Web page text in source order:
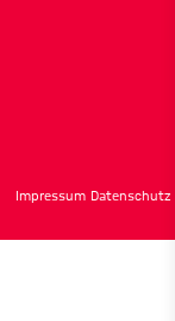
Impressum Datenschutz